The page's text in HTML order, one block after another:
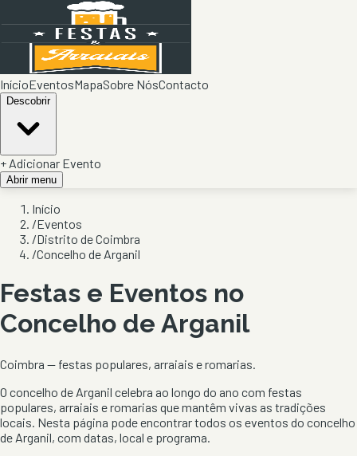
InícioEventosMapaSobre NósContacto
Descobrir
+ Adicionar Evento
Abrir menu
Início
/Eventos
/Distrito de Coimbra
/Concelho de Arganil
Festas e Eventos no
Concelho de Arganil
Coimbra — festas populares, arraiais e romarias.
O concelho de Arganil celebra ao longo do ano com festas
populares, arraiais e romarias que mantêm vivas as tradições
locais. Nesta página pode encontrar todos os eventos do concelho
de Arganil, com datas, local e programa.